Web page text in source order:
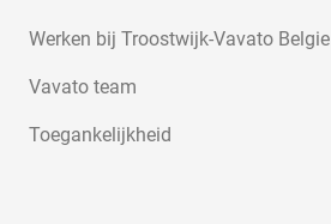
Werken bij Troostwijk-Vavato Belgie
Vavato team
Toegankelijkheid